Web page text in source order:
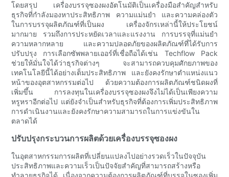
โดยสรุป เครื่องบรรจุซองผงอัตโนมัติเป็นเครื่องมือสำคัญสำหรับ
ธุรกิจที่กำลังมองหาประสิทธิภาพ ความแม่นยำ และความคล่องตัว
ในการบรรจุผลิตภัณฑ์ที่เป็นผง เครื่องจักรเหล่านี้ให้ประโยชน์
มากมาย รวมถึงการประหยัดเวลาและแรงงาน การบรรจุที่แม่นยำ
ความหลากหลาย และความปลอดภัยของผลิตภัณฑ์ที่ได้รับการ
ปรับปรุง การเลือกซัพพลายเออร์ที่เชื่อถือได้เช่น Techflow Pack
ช่วยให้มั่นใจได้ว่าธุรกิจต่างๆ จะสามารถควบคุมศักยภาพของ
เทคโนโลยีนี้ได้อย่างเต็มประสิทธิภาพ และยังคงรักษาตำแหน่งแนว
หน้าของอุตสาหกรรมต่อไป ด้วยความต้องการผลิตภัณฑ์ชนิดผงที่
เพิ่มขึ้น การลงทุนในเครื่องบรรจุซองผงจึงไม่ได้เป็นเพียงความ
หรูหราอีกต่อไป แต่ยังจำเป็นสำหรับธุรกิจที่ต้องการเพิ่มประสิทธิภาพ
การดำเนินงานและยังคงรักษาความสามารถในการแข่งขันใน
ตลาดได้
ปรับปรุงกระบวนการผลิตด้วยเครื่องบรรจุซองผง
ในอุตสาหกรรมการผลิตที่เปลี่ยนแปลงไปอย่างรวดเร็วในปัจจุบัน
ประสิทธิภาพและความเร็วเป็นปัจจัยสำคัญที่สามารถสร้างหรือ